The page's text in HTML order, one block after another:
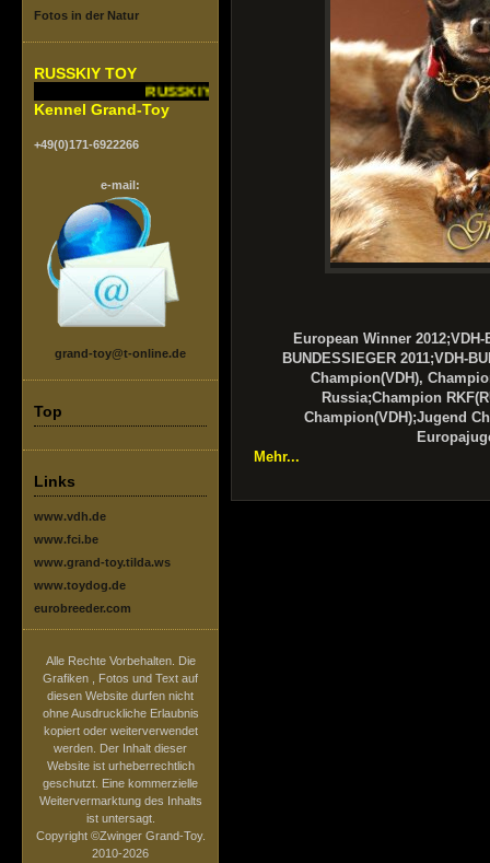
Fotos in der Natur
RUSSKIY TOY
RUSSKIY TOY vom Grand-Toy.FCI/VDH
Kennel Grand-Toy
+49(0)171-6922266
e-mail:
grand-toy@t-online.de
Top
Links
www.vdh.de
www.fci.be
www.grand-toy.tilda.ws
www.toydog.de
eurobreeder.com
Alle Rechte Vorbehalten. Die
Grafiken , Fotos und Text auf
diesen Website durfen nicht
ohne Ausdruckliche Erlaubnis
kopiert oder weiterverwendet
werden. Der Inhalt dieser
Website ist urheberrechtlich
geschutzt. Eine kommerzielle
Weitervermarktung des Inhalts
ist untersagt.
Copyright ©Zwinger Grand-Toy.
2010-2026
European Winner 2012;VDH-
BUNDESSIEGER 2011;VDH-
Champion(VDH),
Russia;Champion
Champion(VDH);Jugend
Mehr...